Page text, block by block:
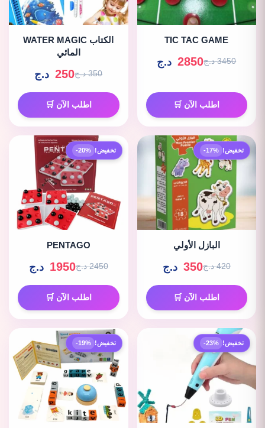
TIC TAC GAME
3450 د.ج 2850 د.ج
اطلب الآن 🛒
WATER MAGIC الكتاب
المائي
350 د.ج 250 د.ج
اطلب الآن 🛒
تخفيض! -17%
البازل الأولي
420 د.ج 350 د.ج
اطلب الآن 🛒
تخفيض! -20%
PENTAGO
2450 د.ج 1950 د.ج
اطلب الآن 🛒
تخفيض! -23% تخفيض! -19%